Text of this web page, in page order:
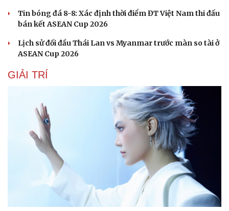
Dinh dưỡng - món ngon
Đời sống
Nhà đẹp
Blog
Tình yêu - Gia đình
Tin bóng đá 8-8: Xác định thời điểm ĐT Việt Nam thi đấu
bán kết ASEAN Cup 2026
Lịch sử đối đầu Thái Lan vs Myanmar trước màn so tài ở
ASEAN Cup 2026
GIẢI TRÍ